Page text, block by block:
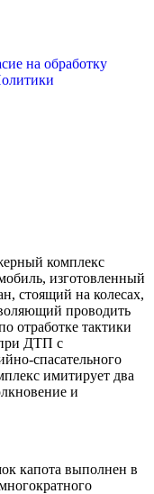
на обработку
комплекс
изготовленный
стоящий на колесах,
проводить
отработке тактики
при ДТП с
спасательного
имитирует два
и
капота выполнен в